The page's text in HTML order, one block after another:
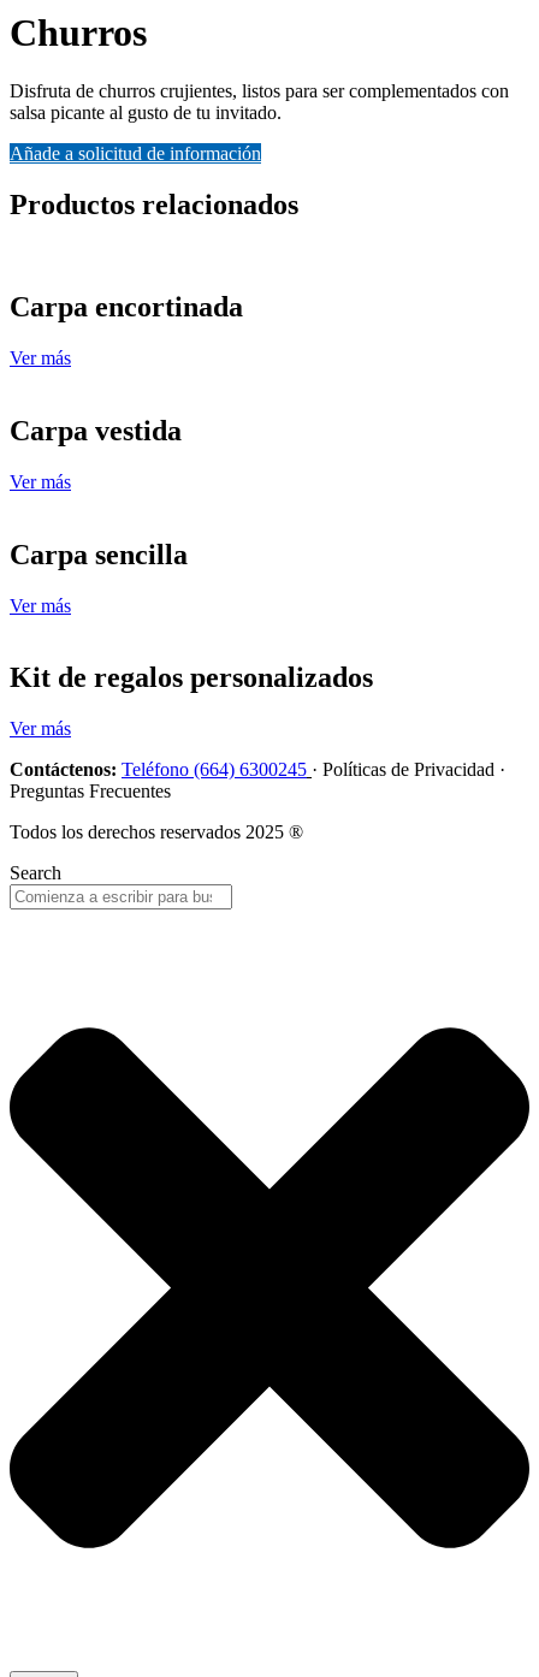
Churros
Disfruta de churros crujientes, listos para ser complementados con
salsa picante al gusto de tu invitado.
Añade a solicitud de información
Productos relacionados
Carpa encortinada
Ver más
Carpa vestida
Ver más
Carpa sencilla
Ver más
Kit de regalos personalizados
Ver más
Contáctenos: Teléfono (664) 6300245 · Políticas de Privacidad ·
Preguntas Frecuentes
Todos los derechos reservados 2025 ®
Search